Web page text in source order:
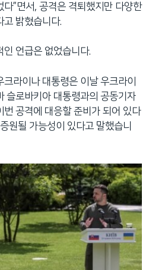
”면서, 공격은 격퇴했지만 다양한
고 밝혔습니다.
언급은 없었습니다.
라이나 대통령은 이날 우크라이
슬로바키아 대통령과의 공동기자
공격에 대응할 준비가 되어 있다
원될 가능성이 있다고 말했습니